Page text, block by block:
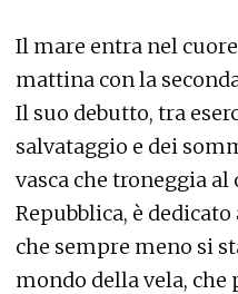
Il mare entra nel
mattina con la
Il suo debutto, tra
salvataggio e dei
vasca che troneggia
Repubblica, è
che sempre meno si
mondo della vela, che